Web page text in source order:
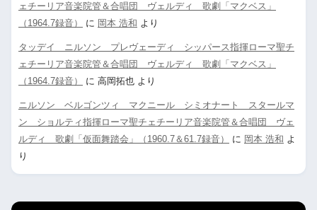
ェチーリア音楽院管＆合唱団 ヴェルディ 歌劇「マクベス」
（1964.7録音）
に 岡本 浩和 より
タッデイ ニルソン プレヴェーディ シッパース指揮ローマ聖チ
ェチーリア音楽院管＆合唱団 ヴェルディ 歌劇「マクベス」
（1964.7録音）
に 高岡拓也 より
ニルソン ベルゴンツィ マクニール シミオナート スタールマ
ン ショルティ指揮ローマ聖チェチーリア音楽院管＆合唱団 ヴェ
ルディ 歌劇「仮面舞踏会」（1960.7＆61.7録音）
に 岡本 浩和 よ
り